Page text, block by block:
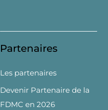
Partenaires
Les partenaires
Devenir Partenaire de la
FDMC en 2026